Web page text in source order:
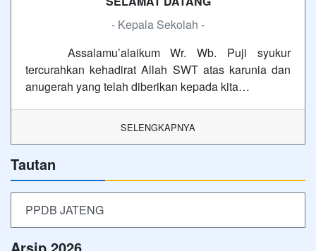
- Kepala Sekolah -
Assalamu’alaikum Wr. Wb. Puji syukur
tercurahkan kehadirat Allah SWT atas karunia dan
anugerah yang telah diberikan kepada kita…
SELENGKAPNYA
Tautan
PPDB JATENG